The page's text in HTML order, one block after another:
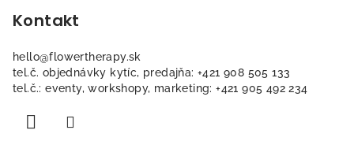
Kontakt
hello@flowertherapy.sk
tel.č. objednávky kytíc, predajňa: +421 908 505 133
tel.č.: eventy, workshopy, marketing: +421 905 492 234